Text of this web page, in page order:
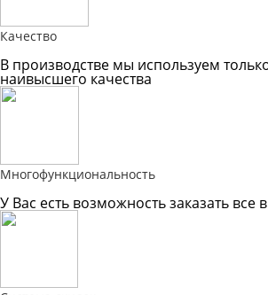
Качество
В производстве мы используем
наивысшего качества
Многофункциональность
У Вас есть возможность заказать все